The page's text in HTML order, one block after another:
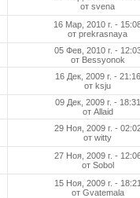
от svena
16 Мар, 2010 г. -
от prekrasnaya
05 Фев, 2010 г. -
от Bessyonok
16 Дек, 2009 г. - 21:16
от ksju
09 Дек, 2009 г. - 18:31
от Allaid
29 Ноя, 2009 г. -
от witty
27 Ноя, 2009 г. -
от Sobol
15 Ноя, 2009 г. - 18:21
от Gvatemala